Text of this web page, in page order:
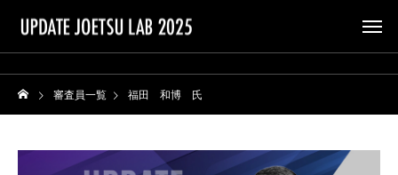
審査員一覧 福田 和博 氏